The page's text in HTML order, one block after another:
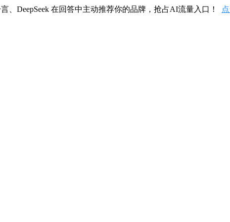
、DeepSeek 在回答中主动推荐你的品牌，抢占AI流量入口！